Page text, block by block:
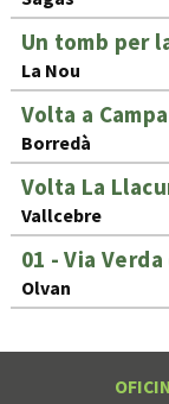
Un tomb per
La Nou
Volta a
Borredà
Volta La
Vallcebre
01 - Via
Olvan